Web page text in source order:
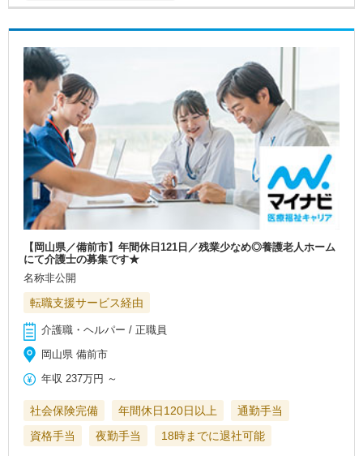
【岡山県／備前市】年間休日121日／残業少なめ◎養護老人ホーム
にて介護士の募集です★
名称非公開
転職支援サービス経由
介護職・ヘルパー / 正職員
岡山県 備前市
年収 237万円 ～
社会保険完備 年間休日120日以上
通勤手当
資格手当
夜勤手当 18時までに退社可能